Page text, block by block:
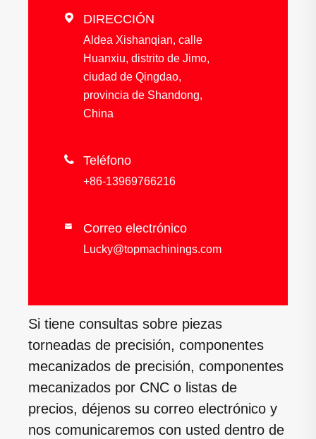
 DIRECCIÓN
Aldea Xishanqian, calle
Huanxiu, distrito de Jimo,
ciudad de Qingdao,
provincia de Shandong,
China
 Teléfono
+86-13969766216
 Correo electrónico
Lucky@topmachinings.com
Si tiene consultas sobre piezas
torneadas de precisión, componentes
mecanizados de precisión, componentes
mecanizados por CNC o listas de
precios, déjenos su correo electrónico y
nos comunicaremos con usted dentro de